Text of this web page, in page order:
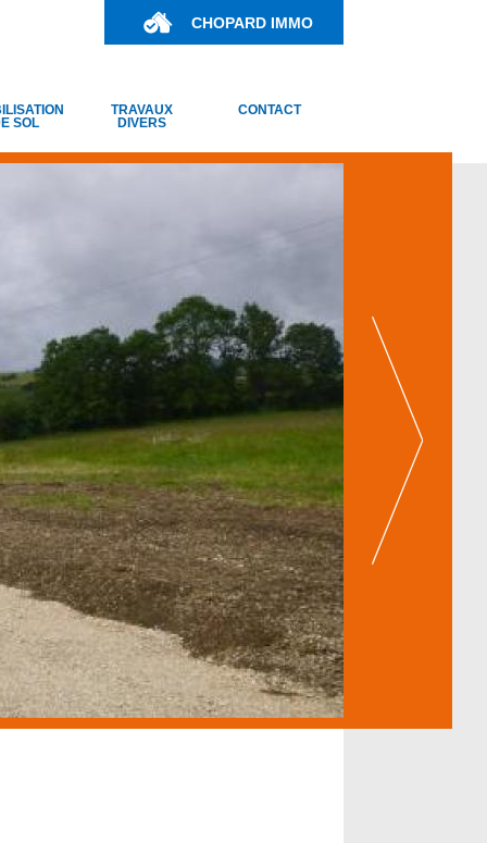
CHOPARD IMMO
SOL
TRAVAUX
DIVERS
CONTACT